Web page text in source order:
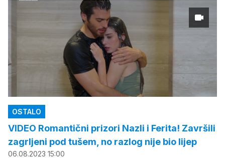
OSTALO
VIDEO Romantični prizori Nazli i Ferita! Završili
zagrljeni pod tušem, no razlog nije bio lijep
06.08.2023 15:00